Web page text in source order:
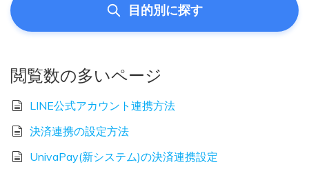
目的別に探す
閲覧数の多いページ
LINE公式アカウント連携方法
決済連携の設定方法
UnivaPay(新システム)の決済連携設定